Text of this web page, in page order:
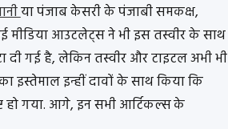
या पंजाब केसरी के पंजाबी समकक्ष,
मीडिया आउटलेट्स ने भी इस तस्वीर के साथ
दी गई है, लेकिन तस्वीर और टाइटल अभी भी
इन्हीं दावों के साथ किया कि
हो गया. आगे, इन सभी आर्टिकल्स के